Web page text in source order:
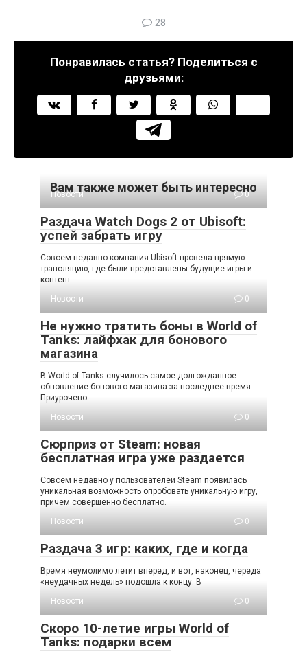
28
Понравилась статья? Поделиться с
друзьями:
Вам также может быть интересно
Новости 0
Раздача Watch Dogs 2 от Ubisoft:
успей забрать игру
Совсем недавно компания Ubisoft провела прямую
трансляцию, где были представлены будущие игры и
контент
Новости
0
Не нужно тратить боны в World of
Tanks: лайфхак для бонового
магазина
В World of Tanks случилось самое долгожданное
обновление бонового магазина за последнее время.
Приурочено
Новости
0
Сюрприз от Steam: новая
бесплатная игра уже раздается
Совсем недавно у пользователей Steam появилась
уникальная возможность опробовать уникальную игру,
причем совершенно бесплатно.
Новости
0
Раздача 3 игр: каких, где и когда
Время неумолимо летит вперед, и вот, наконец, череда
«неудачных недель» подошла к концу. В
Новости
0
Скоро 10-летие игры World of
Tanks: подарки всем